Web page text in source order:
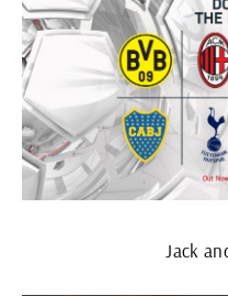
Jack